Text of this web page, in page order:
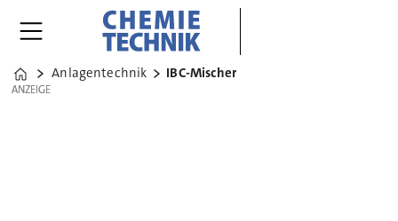
Home
Anlagentechnik IBC-Mischer
ANZEIGE
ANZEIGE